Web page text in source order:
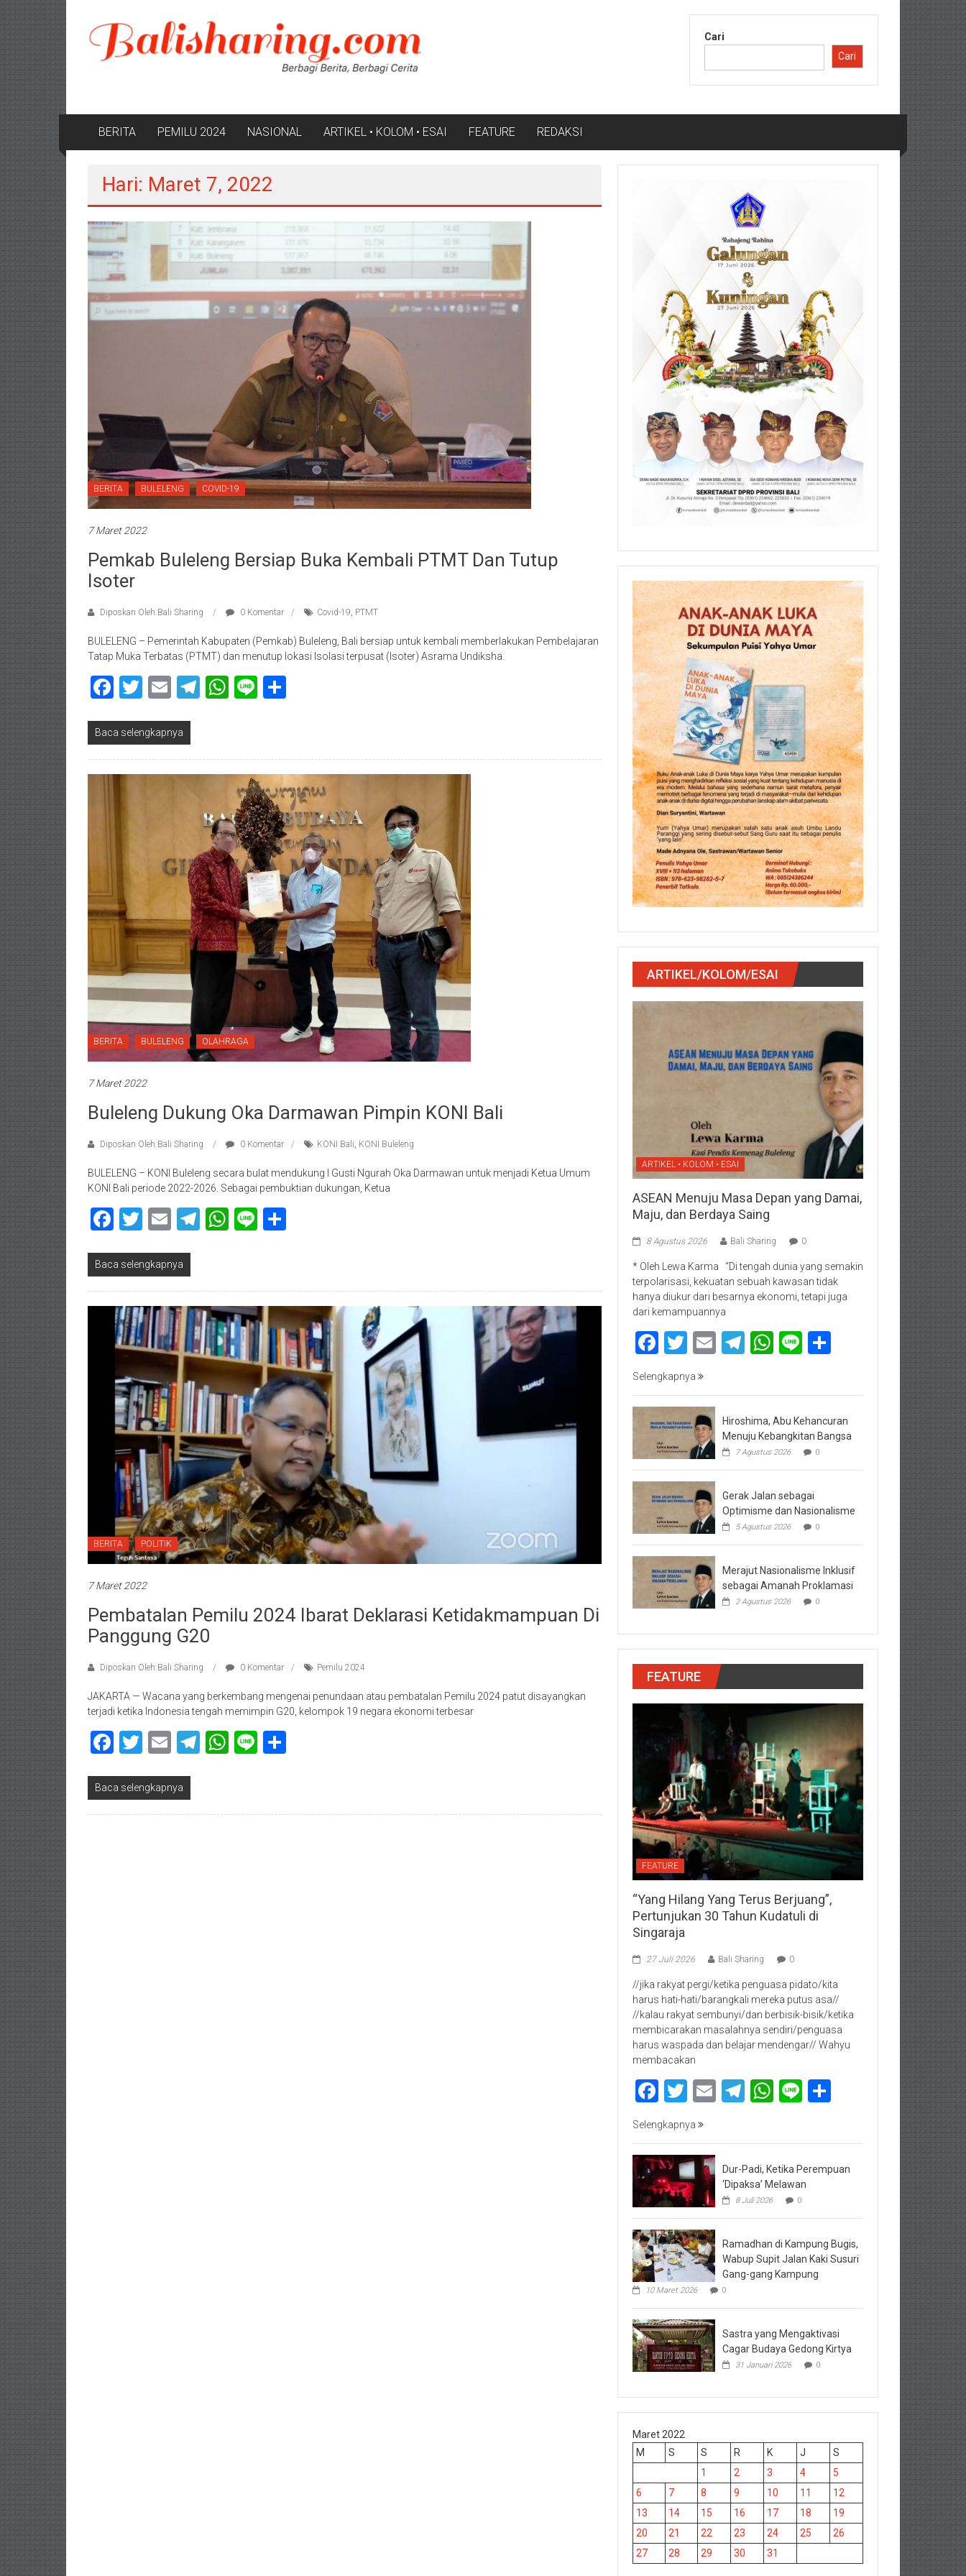
konten
Cari
Cari
BERITA PEMILU 2024 NASIONAL ARTIKEL • KOLOM • ESAI FEATURE REDAKSI
Hari: Maret 7, 2022
BERITA BULELENG COVID-19
7 Maret 2022
Pemkab Buleleng Bersiap Buka Kembali PTMT Dan Tutup
Isoter
Diposkan Oleh:Bali Sharing 0 Komentar Covid-19, PTMT
BULELENG – Pemerintah Kabupaten (Pemkab) Buleleng, Bali bersiap untuk kembali memberlakukan Pembelajaran
Tatap Muka Terbatas (PTMT) dan menutup lokasi Isolasi terpusat (Isoter) Asrama Undiksha.
Facebook
Twitter
EmailTelegram
WhatsApp
Line
Baca selengkapnya
BERITA BULELENG OLAHRAGA
7 Maret 2022
Buleleng Dukung Oka Darmawan Pimpin KONI Bali
Diposkan Oleh:Bali Sharing 0 Komentar KONI Bali, KONI Buleleng
BULELENG – KONI Buleleng secara bulat mendukung I Gusti Ngurah Oka Darmawan untuk menjadi Ketua Umum
KONI Bali periode 2022-2026. Sebagai pembuktian dukungan, Ketua
Facebook
Twitter
EmailTelegram
WhatsApp
Line
Baca selengkapnya
BERITA POLITIK
7 Maret 2022
Pembatalan Pemilu 2024 Ibarat Deklarasi Ketidakmampuan Di
Panggung G20
Diposkan Oleh:Bali Sharing 0 Komentar Pemilu 2024
JAKARTA — Wacana yang berkembang mengenai penundaan atau pembatalan Pemilu 2024 patut disayangkan
terjadi ketika Indonesia tengah memimpin G20, kelompok 19 negara ekonomi terbesar
Facebook
Twitter
EmailTelegram
WhatsApp
Line
Baca selengkapnya
ARTIKEL/KOLOM/ESAI
ARTIKEL • KOLOM • ESAI
ASEAN Menuju Masa Depan yang Damai,
Maju, dan Berdaya Saing
8 Agustus 2026 Bali Sharing 0
* Oleh Lewa Karma “Di tengah dunia yang semakin
terpolarisasi, kekuatan sebuah kawasan tidak
hanya diukur dari besarnya ekonomi, tetapi juga
dari kemampuannya
Facebook
Twitter
EmailTelegram
WhatsApp
Line
Selengkapnya
Hiroshima, Abu Kehancuran
Menuju Kebangkitan Bangsa
7 Agustus 2026 0
Gerak Jalan sebagai
Optimisme dan Nasionalisme
5 Agustus 2026 0
Merajut Nasionalisme Inklusif
sebagai Amanah Proklamasi
2 Agustus 2026 0
FEATURE
FEATURE
“Yang Hilang Yang Terus Berjuang”,
Pertunjukan 30 Tahun Kudatuli di
Singaraja
27 Juli 2026 Bali Sharing 0
//jika rakyat pergi/ketika penguasa pidato/kita
harus hati-hati/barangkali mereka putus asa//
//kalau rakyat sembunyi/dan berbisik-bisik/ketika
membicarakan masalahnya sendiri/penguasa
harus waspada dan belajar mendengar// Wahyu
membacakan
Facebook
Twitter
EmailTelegram
WhatsApp
Line
Selengkapnya
Dur-Padi, Ketika Perempuan
‘Dipaksa’ Melawan
8 Juli 2026 0
Ramadhan di Kampung Bugis,
Wabup Supit Jalan Kaki Susuri
Gang-gang Kampung
10 Maret 2026 0
Sastra yang Mengaktivasi
Cagar Budaya Gedong Kirtya
31 Januari 2026 0
Maret 2022
M
S S R K J
S
1
2 3 4
5
6
7 8 9 10 11
12
13
14 15 16 17 18
19
20
21 22 23 24 25
26
27
28 29 30 31